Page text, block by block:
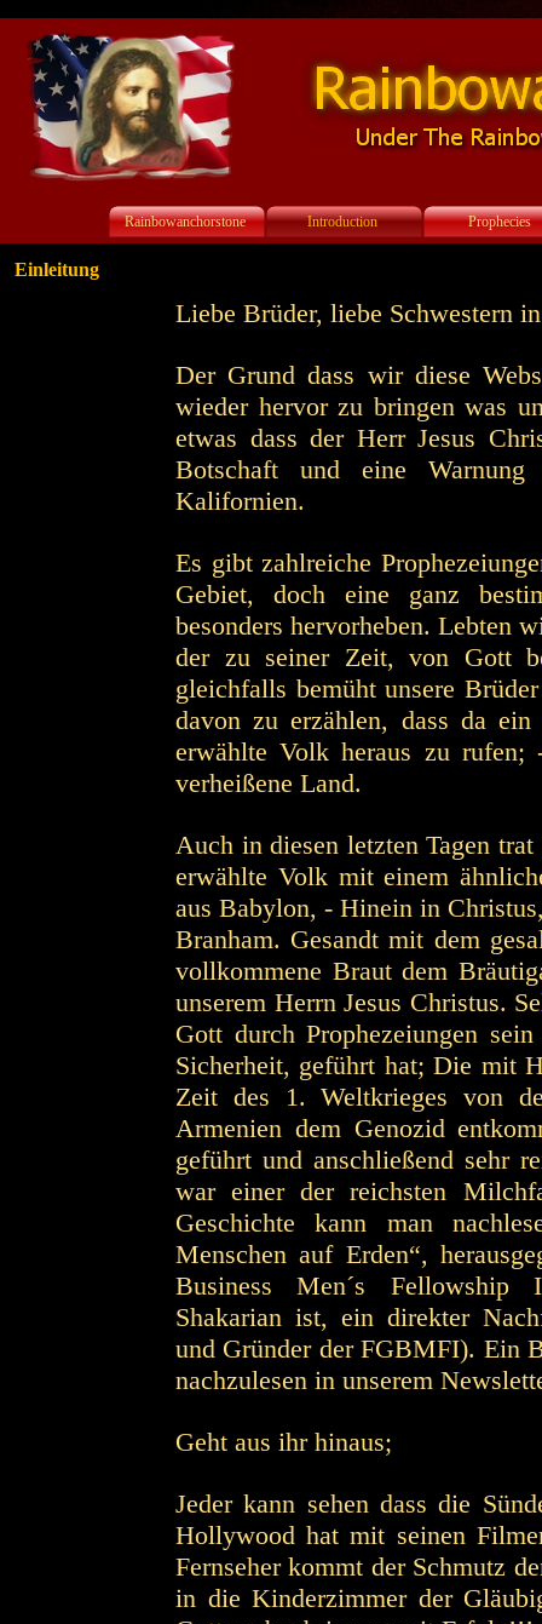
Rainbowanchorstone Introduction Prophecies
Einleitung
Liebe Brüder, liebe Schwestern
Der Grund dass wir diese
wieder hervor zu bringen was
etwas dass der Herr Jesus
Botschaft und eine
Kalifornien.
Es gibt zahlreiche
Gebiet, doch eine ganz
besonders hervorheben. Lebten
der zu seiner Zeit, von Gott
gleichfalls bemüht unsere
davon zu erzählen, dass da
erwählte Volk heraus zu
verheißene Land.
Auch in diesen letzten Tagen
erwählte Volk mit einem
aus Babylon, - Hinein in
Branham. Gesandt mit dem
vollkommene Braut dem
unserem Herrn Jesus Christus.
Gott durch Prophezeiungen
Sicherheit, geführt hat; Die mit
Zeit des 1. Weltkrieges von
Armenien dem Genozid
geführt und anschließend sehr
war einer der reichsten
Geschichte kann man
Menschen auf Erden“,
Business Men´s Fellowship
Shakarian ist, ein direkter
und Gründer der FGBMFI). Ein
nachzulesen in unserem
Geht aus ihr hinaus;
Jeder kann sehen dass die
Hollywood hat mit seinen
Fernseher kommt der Schmutz
in die Kinderzimmer der